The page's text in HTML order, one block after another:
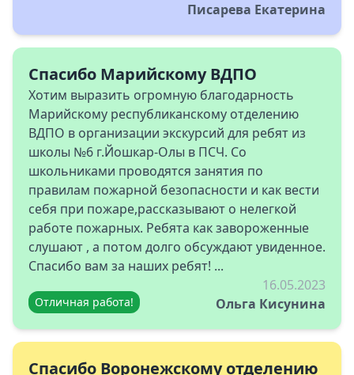
Писарева Екатерина
Спасибо Марийскому ВДПО
Хотим выразить огромную благодарность
Марийскому республиканскому отделению
ВДПО в организации экскурсий для ребят из
школы №6 г.Йошкар-Олы в ПСЧ. Со
школьниками проводятся занятия по
правилам пожарной безопасности и как вести
себя при пожаре,рассказывают о нелегкой
работе пожарных. Ребята как завороженные
слушают , а потом долго обсуждают увиденное.
Спасибо вам за наших ребят! ...
Отличная работа!
16.05.2023
Ольга Кисунина
Спасибо Воронежскому отделению